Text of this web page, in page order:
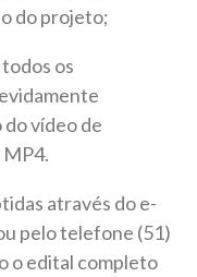
do projeto;
os
vídeo de
através do e-
pelo telefone (51)
o edital completo